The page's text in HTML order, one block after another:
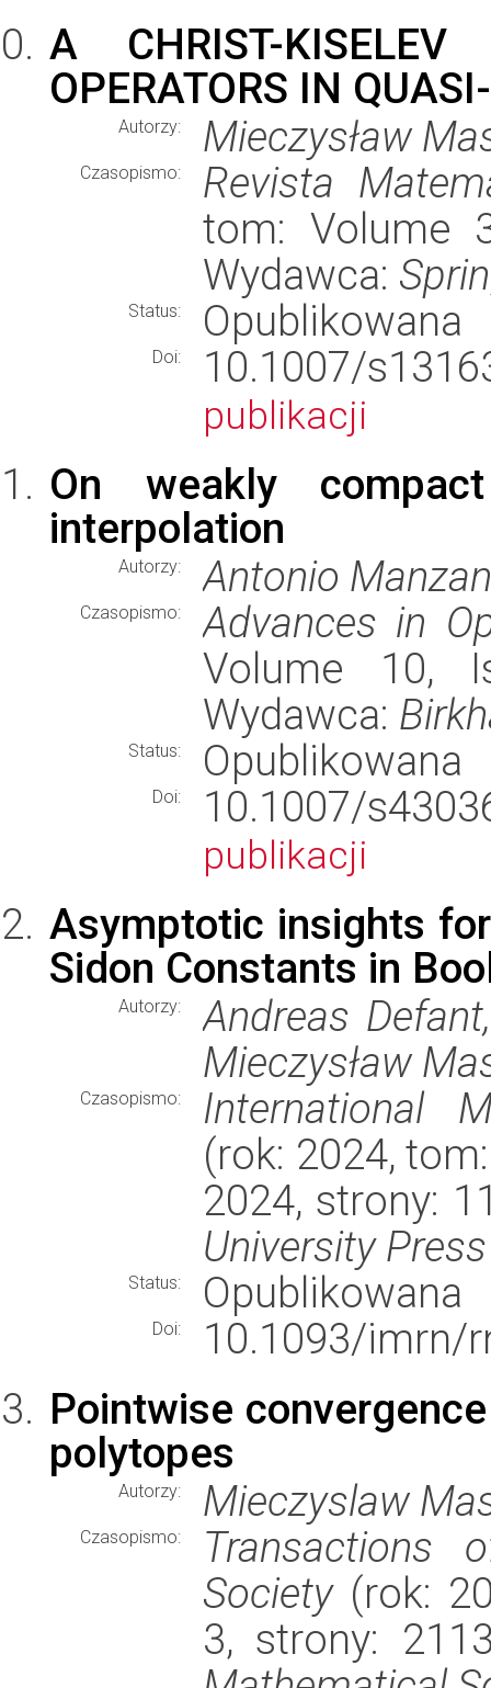
A CHRIST-
OPERATORS IN
Autorzy: Mieczysław
Czasopismo:
Revista
tom: Volume
Wydawca:
Status: Opublikowana
Doi: 10.1007/
publikacji
On weakly
interpolation
Autorzy: Antonio
Czasopismo:
Advances in
Volume 10,
Wydawca:
Status: Opublikowana
Doi: 10.1007/
publikacji
Asymptotic insights
Sidon Constants in
Autorzy:
Andreas
Mieczysław
Czasopismo:
International
(rok: 2024,
2024, strony:
University Press
Status: Opublikowana
Doi:
10.1093/imrn/
Pointwise
polytopes
Autorzy: Mieczyslaw
Czasopismo:
Transactions
Society(rok:
3, strony: